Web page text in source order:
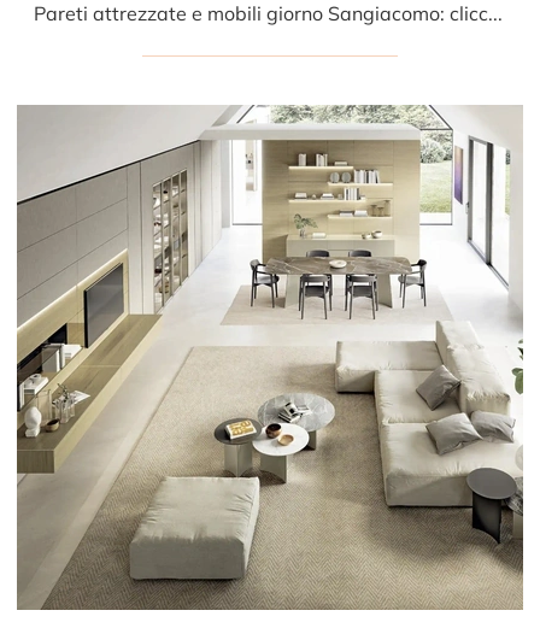
Pareti attrezzate e mobili giorno Sangiacomo: clicca e scopri il modello Domino Boiserie 03 e potrai valorizzare stanze moderne di ogni genere.